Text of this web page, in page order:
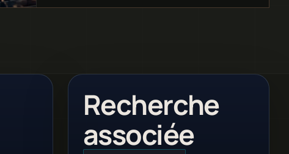
Recherche
associée